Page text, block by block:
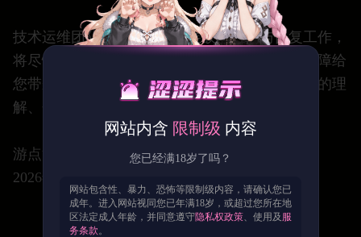
技术运维团队已第一时间开展故障排查与修复工作，
将尽快恢复个人中心客服通道正常使用。本次故障给
您带来不便，我们深表歉意，衷心感谢各位玩家的理
解、包容与支持。
游点涩运营团队
2026年06月26日
喜欢这篇文章?
网站内含 限制级 内容
您已经满18岁了吗？
网站包含性、暴力、恐怖等限制级内容，请确认您已
成年。进入网站视同您已年满18岁，或超过您所在地
区法定成人年龄，并同意遵守隐私权政策 、使用及 服
务条款 。